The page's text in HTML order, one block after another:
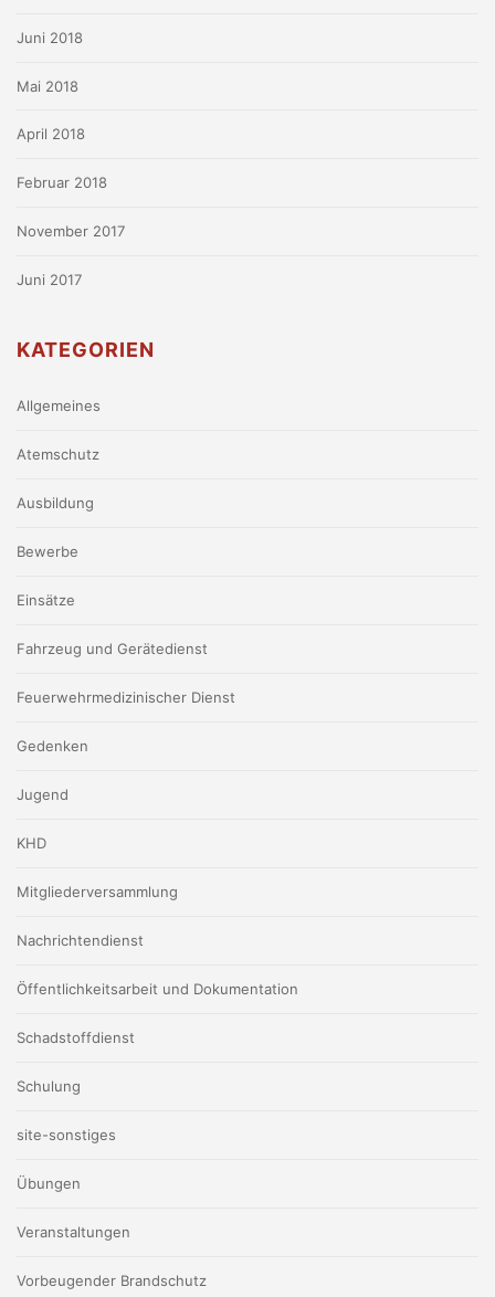
Juni 2018
Mai 2018
April 2018
Februar 2018
November 2017
Juni 2017
KATEGORIEN
Allgemeines
Atemschutz
Ausbildung
Bewerbe
Einsätze
Fahrzeug und Gerätedienst
Feuerwehrmedizinischer Dienst
Gedenken
Jugend
KHD
Mitgliederversammlung
Nachrichtendienst
Öffentlichkeitsarbeit und Dokumentation
Schadstoffdienst
Schulung
site-sonstiges
Übungen
Veranstaltungen
Vorbeugender Brandschutz